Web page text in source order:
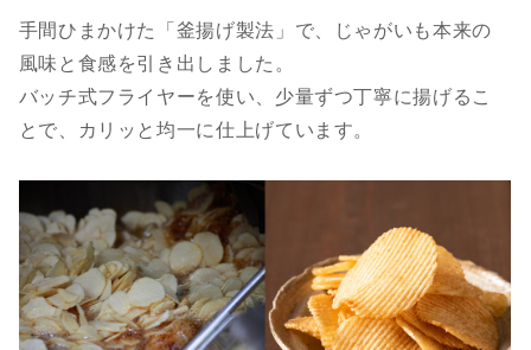
手間ひまかけた「釜揚げ製法」で、じゃがいも本来の
風味と食感を引き出しました。
バッチ式フライヤーを使い、少量ずつ丁寧に揚げるこ
とで、カリッと均一に仕上げています。